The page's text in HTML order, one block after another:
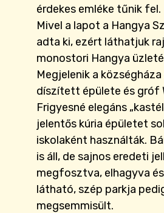
érdekes emléke tűnik fel.
Mivel a lapot a Hangya
adta ki, ezért láthatjuk
monostori Hangya
Megjelenik a
díszített épülete és gróf
Frigyesné elegáns
jelentős kúria épületet
iskolaként használták.
is áll, de sajnos eredeti
megfosztva, elhagyva
látható, szép parkja
megsemmisült.